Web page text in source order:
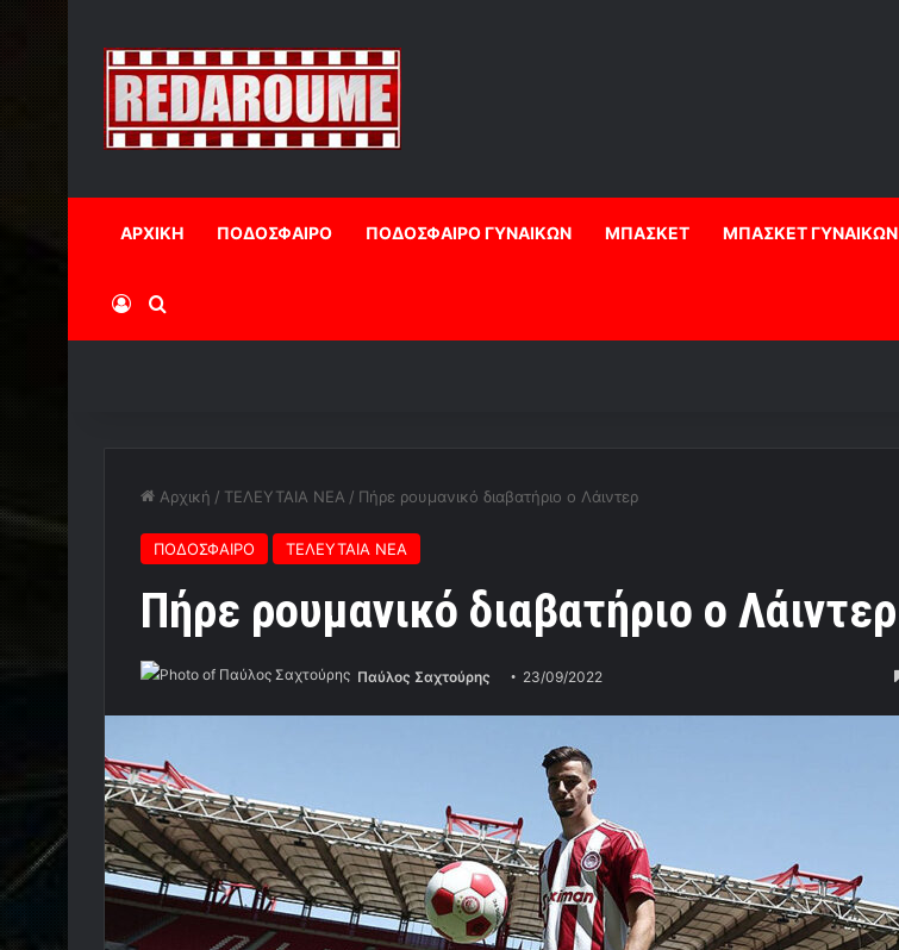
ΑΡΧΙΚΗ ΠΟΔΟΣΦΑΙΡΟ ΠΟΔΟΣΦΑΙΡΟ ΓΥΝΑΙΚΩΝ ΜΠΑΣΚΕΤ ΜΠΑΣΚΕΤ ΓΥΝΑΙΚΩΝ
Log InΑναζήτηση
Αρχική / ΤΕΛΕΥΤΑΙΑ ΝΕΑ / Πήρε ρουμανικό διαβατήριο ο Λάιντερ
ΠΟΔΟΣΦΑΙΡΟ ΤΕΛΕΥΤΑΙΑ ΝΕΑ
Πήρε ρουμανικό διαβατήριο ο Λάιντερ
Παύλος Σαχτούρης 23/09/2022